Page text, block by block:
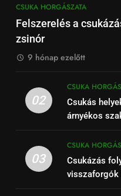
CSUKA HORGÁSZATA
Felszerelés a
zsinór
9 hónap ezelőtt
02
CSUKA
Csukás
árnyékos
03
CSUKA
Csukázás
visszaforgók